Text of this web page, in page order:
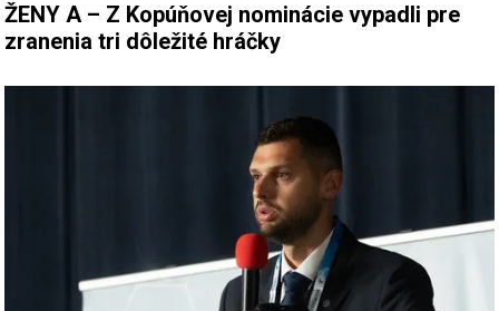
ŽENY A – Z Kopúňovej nominácie vypadli pre
zranenia tri dôležité hráčky